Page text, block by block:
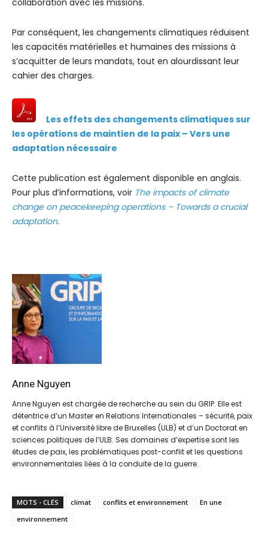
Par conséquent, les changements climatiques réduisent
les capacités matérielles et humaines des missions à
s’acquitter de leurs mandats, tout en alourdissant leur
cahier des charges.
Les effets des changements climatiques sur
les opérations de maintien de la paix – Vers une
adaptation nécessaire
Cette publication est également disponible en anglais.
Pour plus d’informations, voir The impacts of climate
change on peacekeeping operations – Towards a crucial
adaptation.
Anne Nguyen
Anne Nguyen est chargée de recherche au sein du GRIP. Elle est
détentrice d’un Master en Relations Internationales – sécurité, paix
et conflits à l’Université libre de Bruxelles (ULB) et d’un Doctorat en
sciences politiques de l’ULB. Ses domaines d’expertise sont les
études de paix, les problématiques post-conflit et les questions
environnementales liées à la conduite de la guerre.
MOTS - CLÉS climat conflits et environnement
En une
environnement